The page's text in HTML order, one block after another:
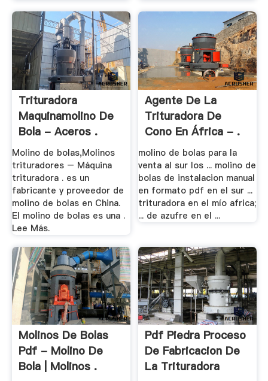
Trituradora
Maquinamolino De
Bola - Aceros .
Molino de bolas,Molinos
trituradores – Máquina
trituradora . es un
fabricante y proveedor de
molino de bolas en China.
El molino de bolas es una .
Lee Más.
Agente De La
Trituradora De
Cono En África - .
molino de bolas para la
venta al sur los ... molino de
bolas de instalacion manual
en formato pdf en el sur ...
trituradora en el mío africa;
... de azufre en el ...
Molinos De Bolas
Pdf - Molino De
Bola | Molinos .
Pdf Piedra Proceso
De Fabricacion De
La Trituradora